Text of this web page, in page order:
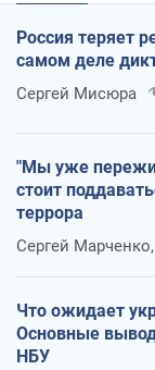
Россия теряет
самом деле
Сергей Мисюра
"Мы уже
стоит
террора
Сергей
Что ожидает
Основные
НБУ